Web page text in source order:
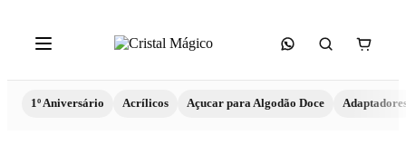
1º Aniversário Acrílicos Açucar para Algodão Doce